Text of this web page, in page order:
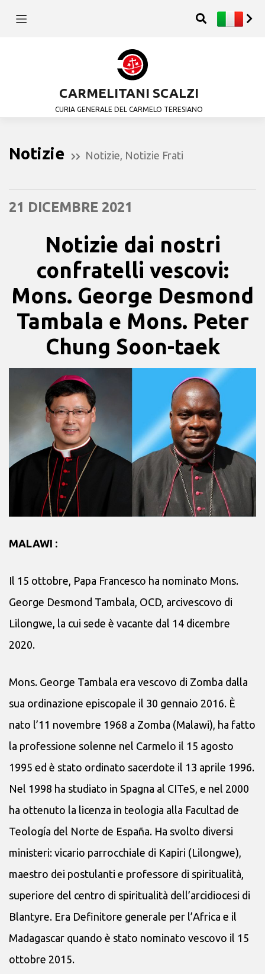
CARMELITANI SCALZI
CURIA GENERALE DEL CARMELO TERESIANO
Notizie Notizie Notizie Frati
21 DICEMBRE 2021
Notizie dai nostri
confratelli vescovi:
Mons. George Desmond
Tambala e Mons. Peter
Chung Soon-taek
MALAWI :
Il 15 ottobre, Papa Francesco ha nominato Mons.
George Desmond Tambala, OCD, arcivescovo di
Lilongwe, la cui sede è vacante dal 14 dicembre
2020.
Mons. George Tambala era vescovo di Zomba dalla
sua ordinazione episcopale il 30 gennaio 2016. È
nato l’11 novembre 1968 a Zomba (Malawi), ha fatto
la professione solenne nel Carmelo il 15 agosto
1995 ed è stato ordinato sacerdote il 13 aprile 1996.
Nel 1998 ha studiato in Spagna al CITeS, e nel 2000
ha ottenuto la licenza in teologia alla Facultad de
Teología del Norte de España. Ha svolto diversi
ministeri: vicario parrocchiale di Kapiri (Lilongwe),
maestro dei postulanti e professore di spiritualità,
superiore del centro di spiritualità dell’arcidiocesi di
Blantyre. Era Definitore generale per l’Africa e il
Madagascar quando è stato nominato vescovo il 15
ottobre 2015.